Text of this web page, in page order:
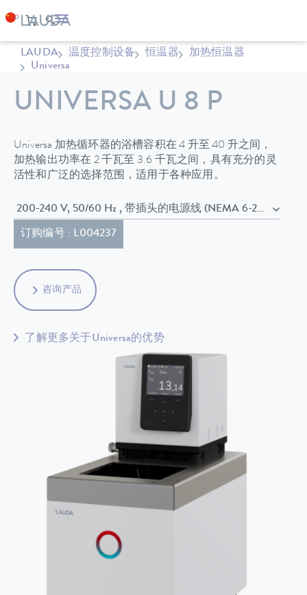
LAUDA 温度控制设备 恒温器
加热恒温器
Universa
UNIVERSA U 8 P
Universa 加热循环器的浴槽容积在 4 升至 40 升之间，
加热输出功率在 2 千瓦至 3.6 千瓦之间，具有充分的灵
活性和广泛的选择范围，适用于各种应用。
200-240 V, 50/60 Hz , 带插头的电源线 (NEMA 6-20P)
订购编号 : L004237
咨询产品
了解更多关于Universa的优势